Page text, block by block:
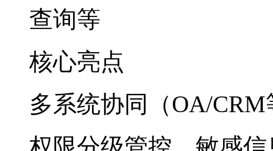
查询等
核心亮点
多系统协同（OA/CRM